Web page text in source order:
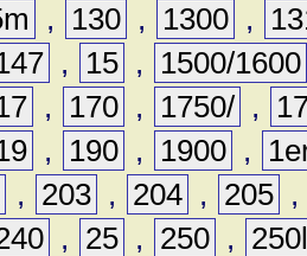
, 130 , 1300 ,
, 15 ,
1500/1600
, 170 , 1750/ ,
, 190 , 1900 ,
, 203 , 204 , 205 ,
, 25 , 250 ,